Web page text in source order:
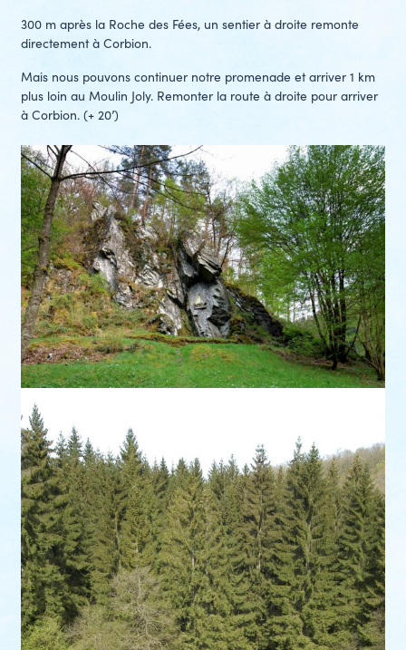
300 m après la Roche des Fées, un sentier à droite remonte
directement à Corbion.
Mais nous pouvons continuer notre promenade et arriver 1 km
plus loin au Moulin Joly. Remonter la route à droite pour arriver
à Corbion. (+ 20’)